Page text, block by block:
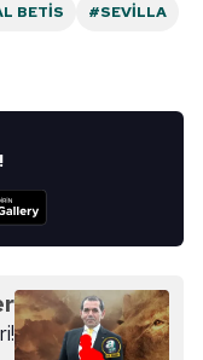
BETIS
#SEVILLA